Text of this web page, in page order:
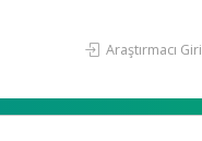
Araştırmacı